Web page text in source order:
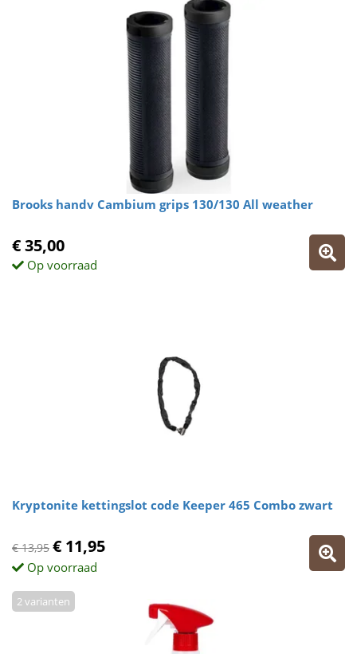
Brooks handv Cambium grips 130/130 All weather
€ 35,00
Op voorraad
Kryptonite kettingslot code Keeper 465 Combo zwart
€ 13,95 € 11,95
Op voorraad
2 varianten